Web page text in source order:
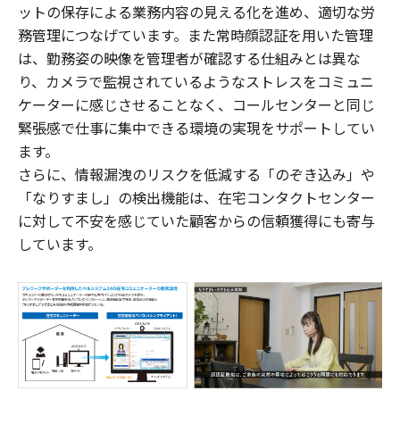
ットの保存による業務内容の見える化を進め、適切な労
務管理につなげています。また常時顔認証を用いた管理
は、勤務姿の映像を管理者が確認する仕組みとは異な
り、カメラで監視されているようなストレスをコミュニ
ケーターに感じさせることなく、コールセンターと同じ
緊張感で仕事に集中できる環境の実現をサポートしてい
ます。
さらに、情報漏洩のリスクを低減する「のぞき込み」や
「なりすまし」の検出機能は、在宅コンタクトセンター
に対して不安を感じていた顧客からの信頼獲得にも寄与
しています。